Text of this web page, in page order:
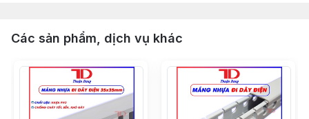
Các sản phẩm, dịch vụ khác